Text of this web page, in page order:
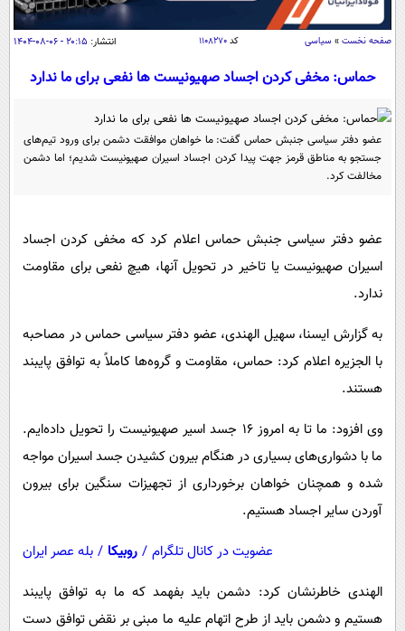
سیاسی
اقتصاد
سلامت
محیط زیست
سفر و تفریح
بین الملل
سیاست خارجی
فرهنگ و هنر
گوناگون
ورزش
گوناگون
محیط زیست
فرهنگی
خواندنی ها و دیدنی ها
آشپزی
آموزش زبان
صفحه نخست » سیاسی کد۱۱۰۸۲۷۰ انتشار: ۲۰:۱۵ - ۰۶-۰۸-۱۴۰۴
حماس: مخفی کردن اجساد صهیونیست ها نفعی برای ما ندارد
عضو دفتر سیاسی جنبش حماس گفت: ما خواهان موافقت دشمن برای ورود تیم‌های
جستجو به مناطق قرمز جهت پیدا کردن اجساد اسیران صهیونیست شدیم؛ اما دشمن
مخالفت کرد.
عضو دفتر سیاسی جنبش حماس اعلام کرد که مخفی کردن اجساد
اسیران صهیونیست یا تاخیر در تحویل آنها، هیچ نفعی برای مقاومت
ندارد.
به گزارش ایسنا، سهیل الهندی، عضو دفتر سیاسی حماس در مصاحبه
با الجزیره اعلام کرد: حماس، مقاومت و گروه‌ها کاملاً به توافق پایبند
هستند.
وی افزود: ما تا به امروز ۱۶ جسد اسیر صهیونیست را تحویل داده‌ایم.
ما با دشواری‌های بسیاری در هنگام بیرون کشیدن جسد اسیران مواجه
شده و همچنان خواهان برخورداری از تجهیزات سنگین برای بیرون
آوردن سایر اجساد هستیم.
عضویت در کانال تلگرام / روبیکا / بله عصر ایران
الهندی خاطرنشان کرد: دشمن باید بفهمد که ما به توافق پایبند
هستیم و دشمن باید از طرح اتهام علیه ما مبنی بر نقض توافق دست